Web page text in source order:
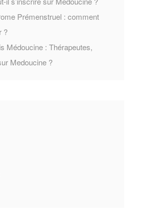
Prémenstruel : comment
?
Médoucine : Thérapeutes,
Medoucine ?